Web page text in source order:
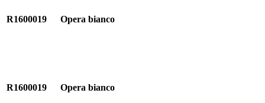
R1600019 Opera bianco
R1600019 Opera bianco